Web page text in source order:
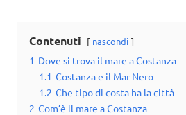
Contenuti nascondi
1 Dove si trova il mare a Costanza
1.1 Costanza e il Mar Nero
1.2 Che tipo di costa ha la città
2 Com’è il mare a Costanza